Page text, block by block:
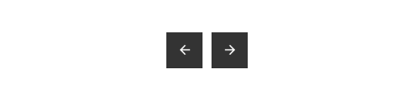
 